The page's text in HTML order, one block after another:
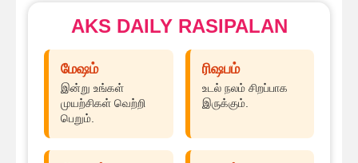
AKS DAILY RASIPALAN
மேஷம்
இன்று உங்கள்
முயற்சிகள் வெற்றி
பெறும்.
ரிஷபம்
உடல் நலம் சிறப்பாக
இருக்கும்.